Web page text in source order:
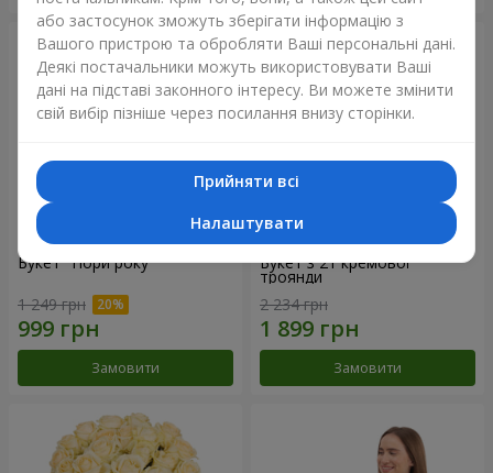
Букет "Пори року"
1 249 грн
Замовити
Букет з 21 кремової
троянди
2 234 грн
Замовити
або застосунок зможуть зберігати інформацію з
Вашого пристрою та обробляти Ваші персональні дані.
Деякі постачальники можуть використовувати Ваші
дані на підставі законного інтересу. Ви можете змінити
свій вибір пізніше через посилання внизу сторінки.
Прийняти всі
Налаштувати